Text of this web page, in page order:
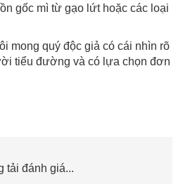
gốc mì từ gạo lứt hoặc các loại
mong quý độc giả có cái nhìn rõ
tiểu đường và có lựa chọn đơn
tải đánh giá...